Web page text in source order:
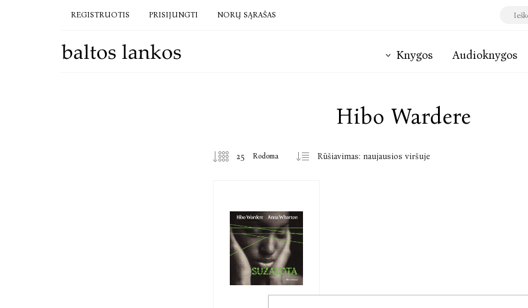
REGISTRUOTIS PRISIJUNGTI NORŲ SĄRAŠAS
Knygos Audioknygos
Hibo Wardere
Rodoma